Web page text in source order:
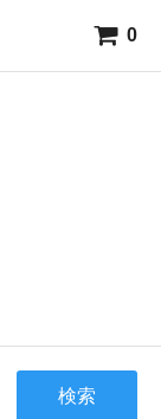
0
検索